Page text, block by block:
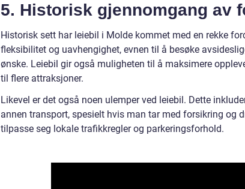
5. Historisk gjennomgang av
Historisk sett har leiebil i Molde kommet med en rekke
fleksibilitet og uavhengighet, evnen til å besøke
ønske. Leiebil gir også muligheten til å maksimere
til flere attraksjoner.
Likevel er det også noen ulemper ved leiebil. Dette
annen transport, spesielt hvis man tar med forsikring
tilpasse seg lokale trafikkregler og parkeringsforhold.